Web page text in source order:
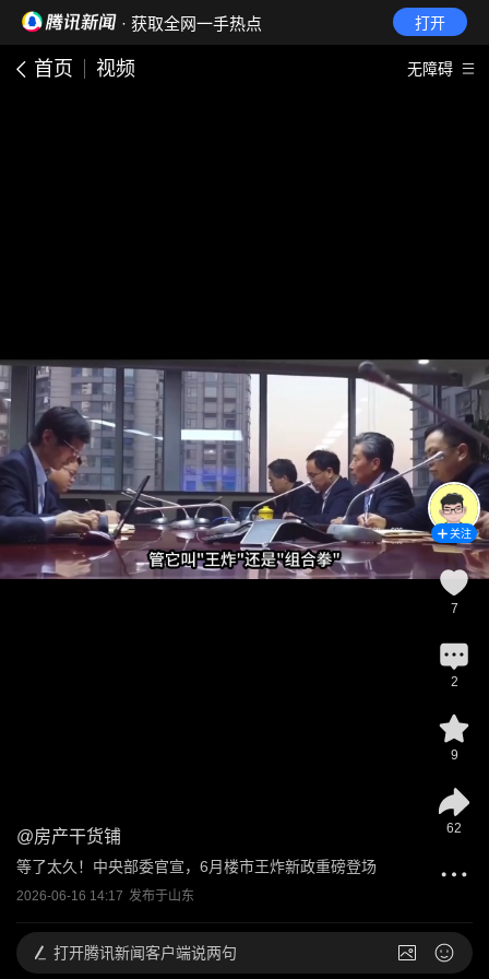
· 获取全网一手热点 打开
首页 视频 无障碍
@房产干货铺
等了太久！中央部委官宣，6月楼市王炸新政重磅登场
2026-06-16 14:17 发布于山东
关注
7
2
9
62
打开腾讯新闻客户端说两句